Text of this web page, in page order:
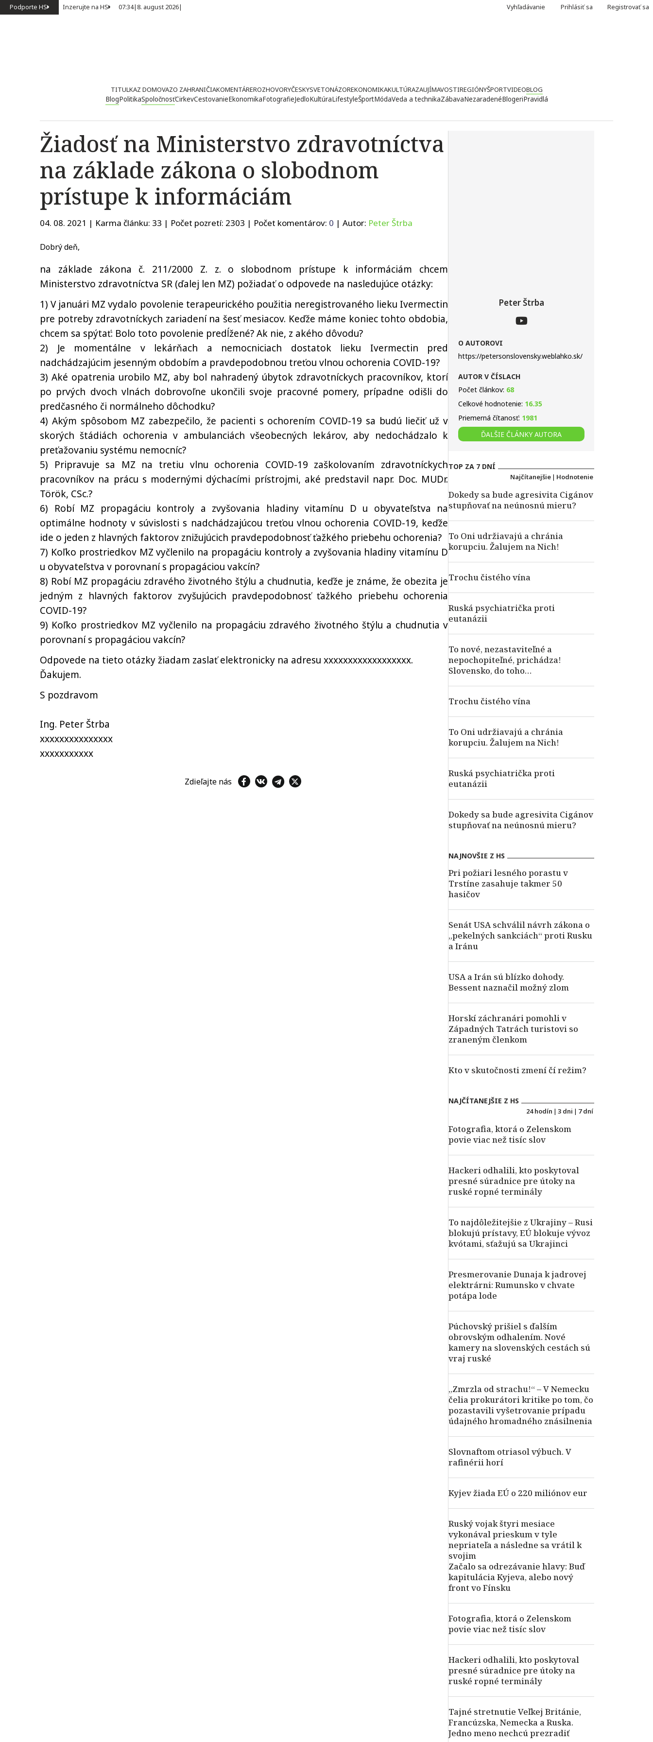
Podporte HS Inzerujte na HS 07:34| 8. august 2026| Vyhľadávanie Prihlásiť sa Registrovať sa
TITULKAZ DOMOVAZO ZAHRANIČIAKOMENTÁREROZHOVORYČESKYSVETONÁZOREKONOMIKAKULTÚRAZAUJÍMAVOSTIREGIÓNYŠPORTVIDEOBLOG
BlogPolitikaSpoločnosťCirkevCestovanieEkonomikaFotografieJedloKultúraLifestyleŠportMódaVeda a technikaZábavaNezaradenéBlogeriPravidlá
Žiadosť na Ministerstvo zdravotníctva
na základe zákona o slobodnom
prístupe k informáciám
04. 08. 2021 | Karma článku: 33 | Počet pozretí: 2303 | Počet komentárov: 0 | Autor: Peter Štrba
Dobrý deň,
na základe zákona č. 211/2000 Z. z. o slobodnom prístupe k informáciám chcem
Ministerstvo zdravotníctva SR (ďalej len MZ) požiadať o odpovede na nasledujúce otázky:
1) V januári MZ vydalo povolenie terapeurického použitia neregistrovaného lieku Ivermectin
pre potreby zdravotníckych zariadení na šesť mesiacov. Keďže máme koniec tohto obdobia,
chcem sa spýtať: Bolo toto povolenie predĺžené? Ak nie, z akého dôvodu?
2) Je momentálne v lekárňach a nemocniciach dostatok lieku Ivermectin pred
nadchádzajúcim jesenným obdobím a pravdepodobnou treťou vlnou ochorenia COVID-19?
3) Aké opatrenia urobilo MZ, aby bol nahradený úbytok zdravotníckych pracovníkov, ktorí
po prvých dvoch vlnách dobrovoľne ukončili svoje pracovné pomery, prípadne odišli do
predčasného či normálneho dôchodku?
4) Akým spôsobom MZ zabezpečilo, že pacienti s ochorením COVID-19 sa budú liečiť už v
skorých štádiách ochorenia v ambulanciách všeobecných lekárov, aby nedochádzalo k
preťažovaniu systému nemocníc?
5) Pripravuje sa MZ na tretiu vlnu ochorenia COVID-19 zaškolovaním zdravotníckych
pracovníkov na prácu s modernými dýchacími prístrojmi, aké predstavil napr. Doc. MUDr.
Török, CSc.?
6) Robí MZ propagáciu kontroly a zvyšovania hladiny vitamínu D u obyvateľstva na
optimálne hodnoty v súvislosti s nadchádzajúcou treťou vlnou ochorenia COVID-19, keďže
ide o jeden z hlavných faktorov znižujúcich pravdepodobnosť ťažkého priebehu ochorenia?
7) Koľko prostriedkov MZ vyčlenilo na propagáciu kontroly a zvyšovania hladiny vitamínu D
u obyvateľstva v porovnaní s propagáciou vakcín?
8) Robí MZ propagáciu zdravého životného štýlu a chudnutia, keďže je známe, že obezita je
jedným z hlavných faktorov zvyšujúcich pravdepodobnosť ťažkého priebehu ochorenia
COVID-19?
9) Koľko prostriedkov MZ vyčlenilo na propagáciu zdravého životného štýlu a chudnutia v
porovnaní s propagáciou vakcín?
Odpovede na tieto otázky žiadam zaslať elektronicky na adresu xxxxxxxxxxxxxxxxxx.
Ďakujem.
S pozdravom
Ing. Peter Štrba
xxxxxxxxxxxxxxx
xxxxxxxxxxx
Zdieľajte nás
Peter Štrba
O AUTOROVI
https://petersonslovensky.weblahko.sk/
AUTOR V ČÍSLACH
Počet článkov: 68
Celkové hodnotenie: 16.35
Priemerná čítanosť: 1981
ĎALŠIE ČLÁNKY AUTORA
TOP ZA 7 DNÍ
Najčítanejšie | Hodnotenie
Dokedy sa bude agresivita Cigánov
stupňovať na neúnosnú mieru?
To Oni udržiavajú a chránia
korupciu. Žalujem na Nich!
Trochu čistého vína
Ruská psychiatrička proti
eutanázii
To nové, nezastaviteľné a
nepochopiteľné, prichádza!
Slovensko, do toho…
Trochu čistého vína
To Oni udržiavajú a chránia
korupciu. Žalujem na Nich!
Ruská psychiatrička proti
eutanázii
Dokedy sa bude agresivita Cigánov
stupňovať na neúnosnú mieru?
NAJNOVŠIE Z HS
Pri požiari lesného porastu v
Trstíne zasahuje takmer 50
hasičov
Senát USA schválil návrh zákona o
„pekelných sankciách“ proti Rusku
a Iránu
USA a Irán sú blízko dohody.
Bessent naznačil možný zlom
Horskí záchranári pomohli v
Západných Tatrách turistovi so
zraneným členkom
Kto v skutočnosti zmení čí režim?
NAJČÍTANEJŠIE Z HS
24 hodín | 3 dni | 7 dní
Fotografia, ktorá o Zelenskom
povie viac než tisíc slov
Hackeri odhalili, kto poskytoval
presné súradnice pre útoky na
ruské ropné terminály
To najdôležitejšie z Ukrajiny – Rusi
blokujú prístavy, EÚ blokuje vývoz
kvótami, sťažujú sa Ukrajinci
Presmerovanie Dunaja k jadrovej
elektrárni: Rumunsko v chvate
potápa lode
Púchovský prišiel s ďalším
obrovským odhalením. Nové
kamery na slovenských cestách sú
vraj ruské
„Zmrzla od strachu!“ – V Nemecku
čelia prokurátori kritike po tom, čo
pozastavili vyšetrovanie prípadu
údajného hromadného znásilnenia
Slovnaftom otriasol výbuch. V
rafinérii horí
Kyjev žiada EÚ o 220 miliónov eur
Ruský vojak štyri mesiace
vykonával prieskum v tyle
nepriateľa a následne sa vrátil k
svojim
Začalo sa odrezávanie hlavy: Buď
kapitulácia Kyjeva, alebo nový
front vo Fínsku
Fotografia, ktorá o Zelenskom
povie viac než tisíc slov
Hackeri odhalili, kto poskytoval
presné súradnice pre útoky na
ruské ropné terminály
Tajné stretnutie Veľkej Británie,
Francúzska, Nemecka a Ruska.
Jedno meno nechcú prezradiť